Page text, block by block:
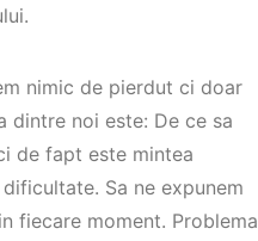
nimic de pierdut ci doar
dintre noi este: De ce sa
de fapt este mintea
Sa ne expunem
fiecare moment. Problema